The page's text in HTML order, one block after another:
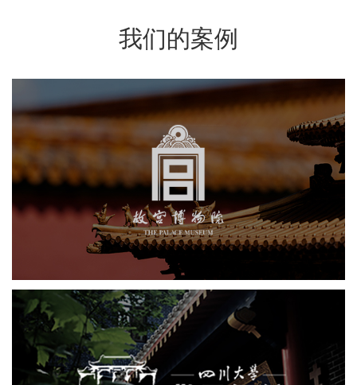
我们的案例
故宫博物院
博物馆 景区网站建设
网站代运营
博物馆网站建设
智慧博物馆 文创商城
四川大学华西医院